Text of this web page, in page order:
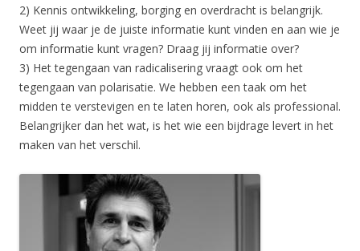
2) Kennis ontwikkeling, borging en overdracht is belangrijk.
Weet jij waar je de juiste informatie kunt vinden en aan wie je
om informatie kunt vragen? Draag jij informatie over?
3) Het tegengaan van radicalisering vraagt ook om het
tegengaan van polarisatie. We hebben een taak om het
midden te verstevigen en te laten horen, ook als professional.
Belangrijker dan het wat, is het wie een bijdrage levert in het
maken van het verschil.